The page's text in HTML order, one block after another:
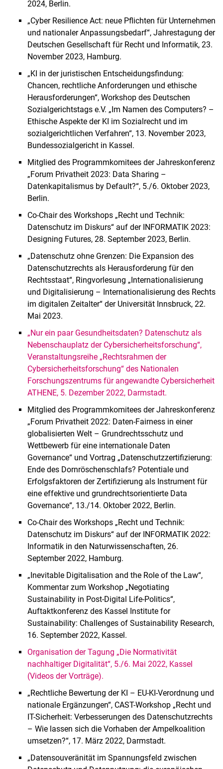
2024, Berlin.
„Cyber Resilience Act: neue Pflichten für Unternehmen
und nationaler Anpassungsbedarf“, Jahrestagung der
Deutschen Gesellschaft für Recht und Informatik, 23.
November 2023, Hamburg.
„KI in der juristischen Entscheidungsfindung:
Chancen, rechtliche Anforderungen und ethische
Herausforderungen“, Workshop des Deutschen
Sozialgerichtstags e.V. „Im Namen des Computers? –
Ethische Aspekte der KI im Sozialrecht und im
sozialgerichtlichen Verfahren“, 13. November 2023,
Bundessozialgericht in Kassel.
Mitglied des Programmkomitees der Jahreskonferenz
„Forum Privatheit 2023: Data Sharing –
Datenkapitalismus by Default?“, 5./6. Oktober 2023,
Berlin.
Co-Chair des Workshops „Recht und Technik:
Datenschutz im Diskurs“ auf der INFORMATIK 2023:
Designing Futures, 28. September 2023, Berlin.
„Datenschutz ohne Grenzen: Die Expansion des
Datenschutzrechts als Herausforderung für den
Rechtsstaat“, Ringvorlesung „Internationalisierung
und Digitalisierung – Internationalisierung des Rechts
im digitalen Zeitalter“ der Universität Innsbruck, 22.
Mai 2023.
„Nur ein paar Gesundheitsdaten? Datenschutz als
Nebenschauplatz der Cybersicherheitsforschung“,
Veranstaltungsreihe „Rechtsrahmen der
Cybersicherheitsforschung“ des Nationalen
Forschungszentrums für angewandte Cybersicherheit
ATHENE, 5. Dezember 2022, Darmstadt.
Mitglied des Programmkomitees der Jahreskonferenz
„Forum Privatheit 2022: Daten-Fairness in einer
globalisierten Welt – Grundrechtsschutz und
Wettbewerb für eine internationale Daten
Governance“ und Vortrag „Datenschutzzertifizierung:
Ende des Dornröschenschlafs? Potentiale und
Erfolgsfaktoren der Zertifizierung als Instrument für
eine effektive und grundrechtsorientierte Data
Governance“, 13./14. Oktober 2022, Berlin.
Co-Chair des Workshops „Recht und Technik:
Datenschutz im Diskurs“ auf der INFORMATIK 2022:
Informatik in den Naturwissenschaften, 26.
September 2022, Hamburg.
„Inevitable Digitalisation and the Role of the Law“,
Kommentar zum Workshop „Negotiating
Sustainability in Post-Digital Life-Politics“,
Auftaktkonferenz des Kassel Institute for
Sustainability: Challenges of Sustainability Research,
16. September 2022, Kassel.
Organisation der Tagung „Die Normativität
nachhaltiger Digitalität“, 5./6. Mai 2022, Kassel
(Videos der Vorträge).
„Rechtliche Bewertung der KI – EU-KI-Verordnung und
nationale Ergänzungen“, CAST-Workshop „Recht und
IT-Sicherheit: Verbesserungen des Datenschutzrechts
– Wie lassen sich die Vorhaben der Ampelkoalition
umsetzen?“, 17. März 2022, Darmstadt.
„Datensouveränität im Spannungsfeld zwischen